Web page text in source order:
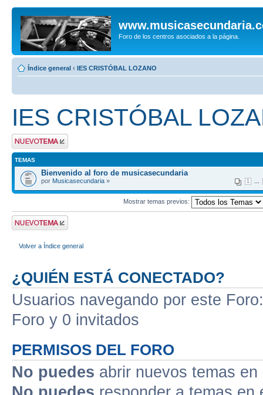
Foro de los centros asociados a la página.
Índice general ‹ IES CRISTÓBAL LOZANO
IES CRISTÓBAL
Publicar un nuevo
tema
TEMAS
Bienvenido al foro de musicasecundaria
1
por Musicasecundaria »
Mostrar temas previos:
Publicar un nuevo
tema
Volver a Índice general
¿QUIÉN ESTÁ CONECTADO?
Usuarios navegando por este
Foro y 0 invitados
PERMISOS DEL FORO
No puedes abrir nuevos temas